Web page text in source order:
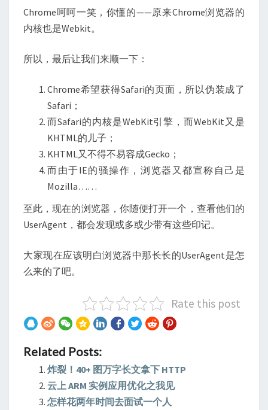
Chrome呵呵一笑，你懂的——原来Chrome浏览器的
内核也是Webkit。
所以，最后让我们来顺一下：
Chrome希望获得Safari的页面，所以伪装成了
Safari；
而Safari的内核是WebKit引擎，而WebKit又是
KHTML的儿子；
KHTML又不得不易容成Gecko；
而由于IE的骚操作，浏览器又都宣称自己是
Mozilla……
至此，现在的浏览器，你随便打开一个，查看他们的
UserAgent，都会发现或多或少带有这些印记。
大家现在应该明白浏览器中那长长的UserAgent是怎
么来的了吧。
Rate this post
Related Posts:
炸裂！40+ 图万字长文拿下 HTTP
云上 ARM 实例应用优化之我见
怎样花两年时间去面试一个人